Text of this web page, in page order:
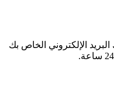
الإلكتروني الخاص بك